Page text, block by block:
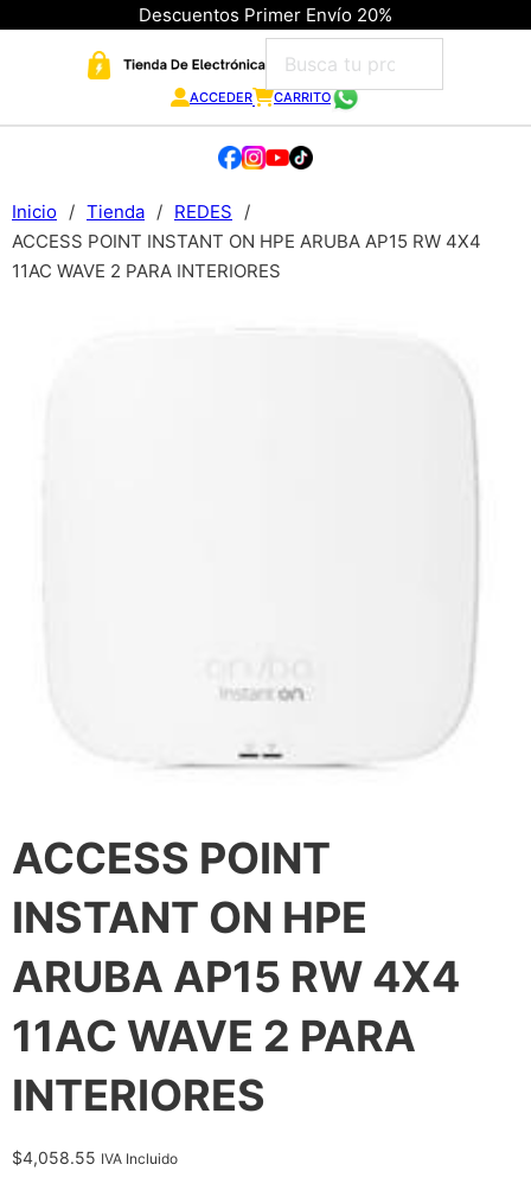
Descuentos Primer Envío 20%
ACCEDER CARRITO
Inicio / Tienda / REDES
/
ACCESS POINT INSTANT ON HPE ARUBA AP15 RW 4X4
11AC WAVE 2 PARA INTERIORES
ACCESS POINT
INSTANT ON HPE
ARUBA AP15 RW 4X4
11AC WAVE 2 PARA
INTERIORES
$4,058.55 IVA Incluido